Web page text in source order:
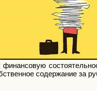
содержание за